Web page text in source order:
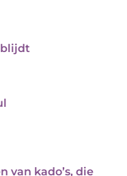
van kado’s, die